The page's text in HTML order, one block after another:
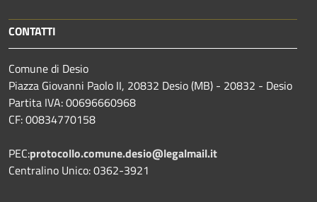
CONTATTI
Comune di Desio
Piazza Giovanni Paolo II, 20832 Desio (MB) - 20832 - Desio
Partita IVA: 00696660968
CF: 00834770158
PEC:protocollo.comune.desio@legalmail.it
Centralino Unico: 0362-3921